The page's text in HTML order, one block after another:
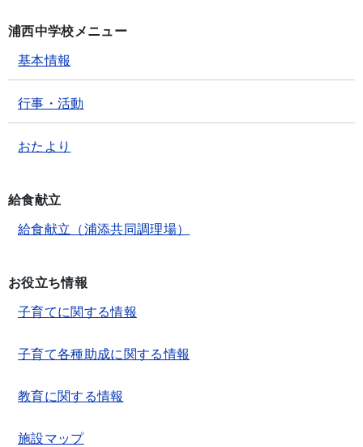
浦西中学校メニュー
基本情報
行事・活動
おたより
給食献立
給食献立（浦添共同調理場）
お役立ち情報
子育てに関する情報
子育て各種助成に関する情報
教育に関する情報
施設マップ